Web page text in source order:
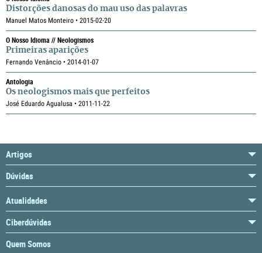
Distorções danosas do mau uso das palavras
Manuel Matos Monteiro • 2015-02-20
O Nosso Idioma // Neologismos
Primeiras aparições
Fernando Venâncio • 2014-01-07
Antologia
Os neologismos mais que perfeitos
José Eduardo Agualusa • 2011-11-22
Artigos
Dúvidas
Atualidades
Ciberdúvidas
Quem Somos